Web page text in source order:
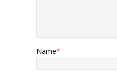
Name*